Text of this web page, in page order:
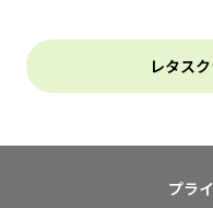
レタス
プラ